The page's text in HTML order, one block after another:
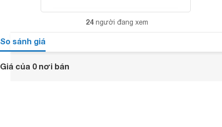
24 người đang xem
So sánh giá
Giá của 0 nơi bán